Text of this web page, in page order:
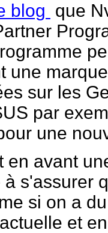
blog que
une
sur les
par
une
en avant
s'assurer
si on a
et